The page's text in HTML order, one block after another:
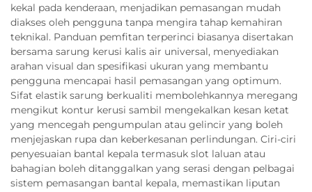
kekal pada kenderaan, menjadikan pemasangan mudah
diakses oleh pengguna tanpa mengira tahap kemahiran
teknikal. Panduan pemfitan terperinci biasanya disertakan
bersama sarung kerusi kalis air universal, menyediakan
arahan visual dan spesifikasi ukuran yang membantu
pengguna mencapai hasil pemasangan yang optimum.
Sifat elastik sarung berkualiti membolehkannya meregang
mengikut kontur kerusi sambil mengekalkan kesan ketat
yang mencegah pengumpulan atau gelincir yang boleh
menjejaskan rupa dan keberkesanan perlindungan. Ciri-ciri
penyesuaian bantal kepala termasuk slot laluan atau
bahagian boleh ditanggalkan yang serasi dengan pelbagai
sistem pemasangan bantal kepala, memastikan liputan